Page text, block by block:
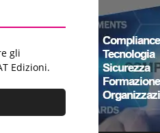
gli
Edizioni.